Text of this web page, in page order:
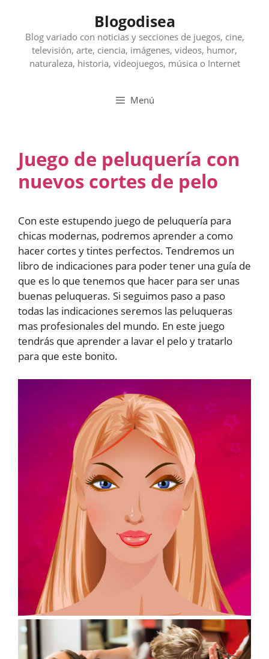
contenido
Blogodisea
Blog variado con noticias y secciones de juegos, cine,
televisión, arte, ciencia, imágenes, videos, humor,
naturaleza, historia, videojuegos, música o Internet
Menú
Juego de peluquería con
nuevos cortes de pelo
Con este estupendo juego de peluquería para
chicas modernas, podremos aprender a como
hacer cortes y tintes perfectos. Tendremos un
libro de indicaciones para poder tener una guía de
que es lo que tenemos que hacer para ser unas
buenas peluqueras. Si seguimos paso a paso
todas las indicaciones seremos las peluqueras
mas profesionales del mundo. En este juego
tendrás que aprender a lavar el pelo y tratarlo
para que este bonito.